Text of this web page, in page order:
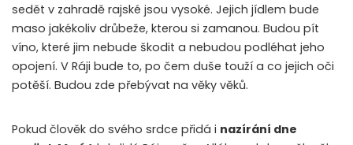
sedět v zahradě rajské jsou vysoké. Jejich jídlem bude
maso jakékoliv drůbeže, kterou si zamanou. Budou pít
víno, které jim nebude škodit a nebudou podléhat jeho
opojení. V Ráji bude to, po čem duše touží a co jejich oči
potěší. Budou zde přebývat na věky věků.
Pokud člověk do svého srdce přidá i nazírání dne